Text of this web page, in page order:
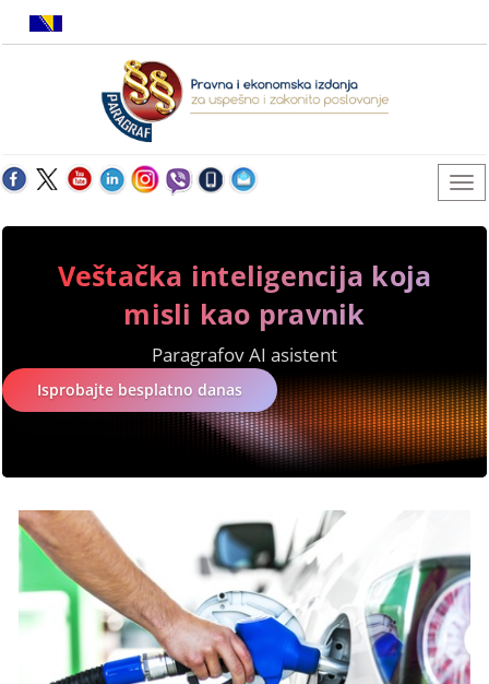
Veštačka inteligencija koja
misli kao pravnik
Paragrafov AI asistent
Isprobajte besplatno danas